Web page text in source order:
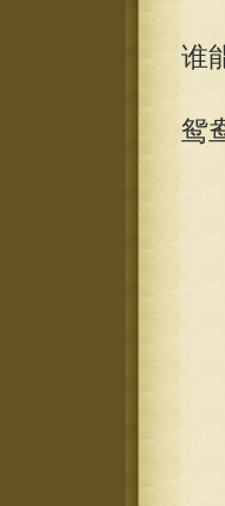
谁
鸳